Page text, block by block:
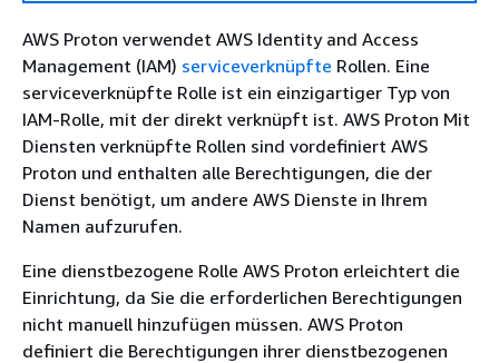
AWS Proton verwendet AWS Identity and Access
Management (IAM) serviceverknüpfte Rollen. Eine
serviceverknüpfte Rolle ist ein einzigartiger Typ von
IAM-Rolle, mit der direkt verknüpft ist. AWS Proton Mit
Diensten verknüpfte Rollen sind vordefiniert AWS
Proton und enthalten alle Berechtigungen, die der
Dienst benötigt, um andere AWS Dienste in Ihrem
Namen aufzurufen.
Eine dienstbezogene Rolle AWS Proton erleichtert die
Einrichtung, da Sie die erforderlichen Berechtigungen
nicht manuell hinzufügen müssen. AWS Proton
definiert die Berechtigungen ihrer dienstbezogenen